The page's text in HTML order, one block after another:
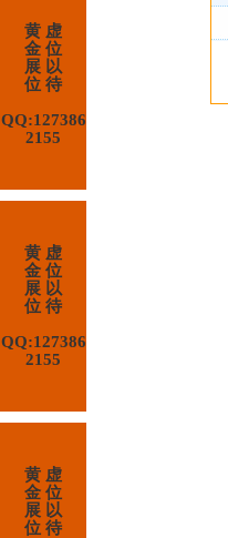
黄 虚
金 位
展 以
位 待
QQ:127386
2155
黄 虚
金 位
展 以
位 待
QQ:127386
2155
黄 虚
金 位
展 以
位 待